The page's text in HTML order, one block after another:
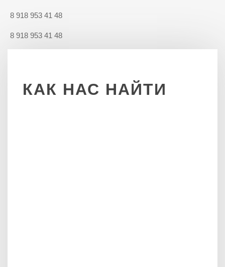
8 918 953 41 48
8 918 953 41 48
КАК НАС НАЙТИ